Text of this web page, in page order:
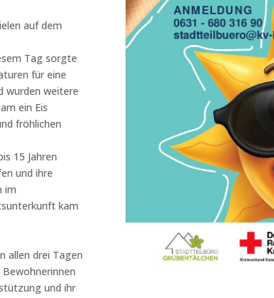
auf dem
Tag sorgte
für eine
wurden weitere
ein Eis
fröhlichen
15 Jahren
und ihre
im
kam
allen drei Tagen
und ihr